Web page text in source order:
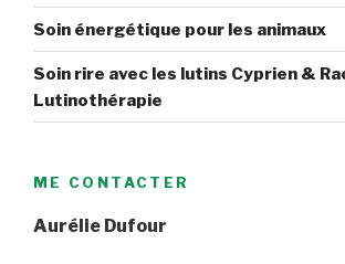
Soin énergétique pour les animaux
Soin rire avec les lutins Cyprien &
Lutinothérapie
ME CONTACTER
Aurélie Dufour